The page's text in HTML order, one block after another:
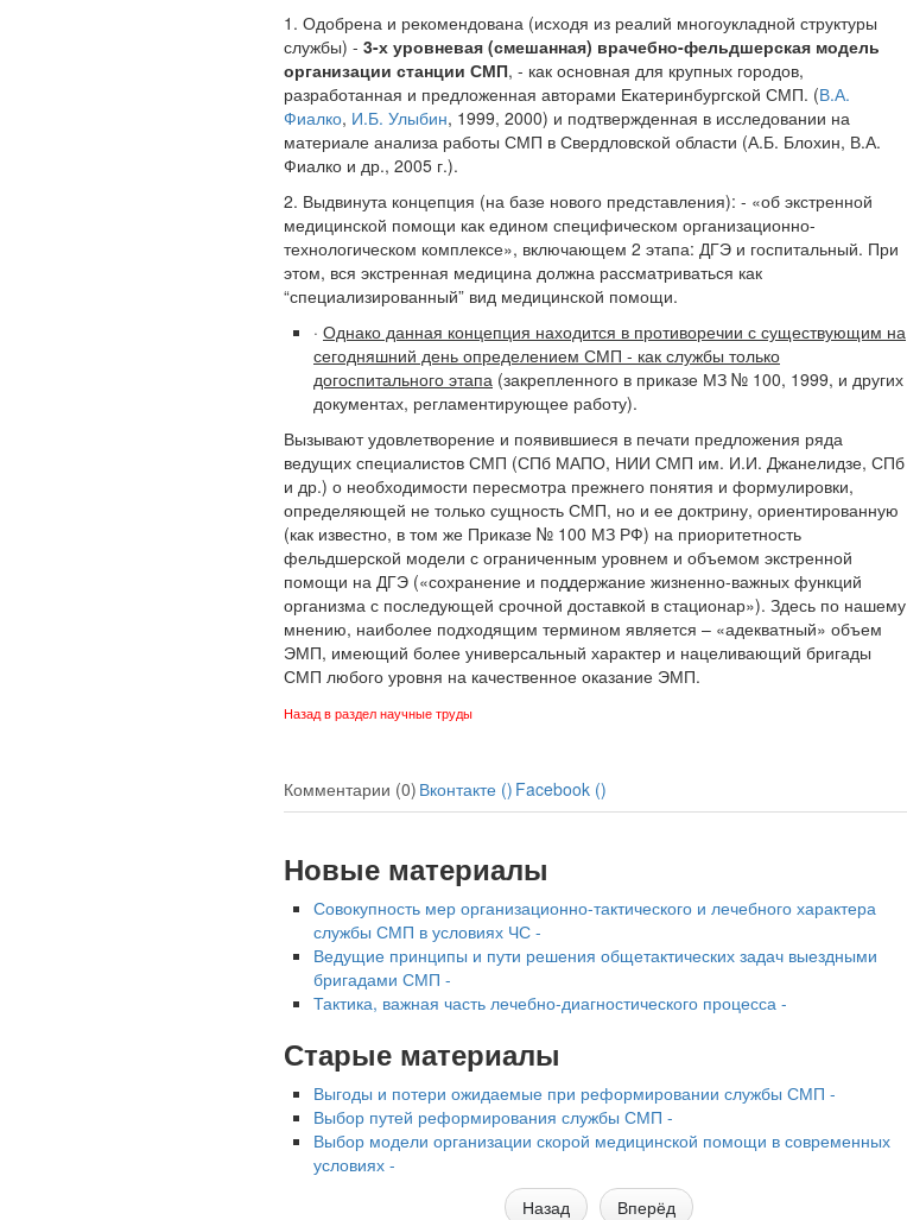
1. Одобрена и рекомендована (исходя из реалий многоукладной структуры
службы) - 3-х уровневая (смешанная) врачебно-фельдшерская модель
организации станции СМП, - как основная для крупных городов,
разработанная и предложенная авторами Екатеринбургской СМП. (В.А.
Фиалко, И.Б. Улыбин, 1999, 2000) и подтвержденная в исследовании на
материале анализа работы СМП в Свердловской области (А.Б. Блохин, В.А.
Фиалко и др., 2005 г.).
2. Выдвинута концепция (на базе нового представления): - «об экстренной
медицинской помощи как едином специфическом организационно-
технологическом комплексе», включающем 2 этапа: ДГЭ и госпитальный. При
этом, вся экстренная медицина должна рассматриваться как
“специализированный” вид медицинской помощи.
· Однако данная концепция находится в противоречии с существующим на
сегодняшний день определением СМП - как службы только
догоспитального этапа (закрепленного в приказе МЗ № 100, 1999, и других
документах, регламентирующее работу).
Вызывают удовлетворение и появившиеся в печати предложения ряда
ведущих специалистов СМП (СПб МАПО, НИИ СМП им. И.И. Джанелидзе, СПб
и др.) о необходимости пересмотра прежнего понятия и формулировки,
определяющей не только сущность СМП, но и ее доктрину, ориентированную
(как известно, в том же Приказе № 100 МЗ РФ) на приоритетность
фельдшерской модели с ограниченным уровнем и объемом экстренной
помощи на ДГЭ («сохранение и поддержание жизненно-важных функций
организма с последующей срочной доставкой в стационар»). Здесь по нашему
мнению, наиболее подходящим термином является – «адекватный» объем
ЭМП, имеющий более универсальный характер и нацеливающий бригады
СМП любого уровня на качественное оказание ЭМП.
Назад в раздел научные труды
Комментарии (0) Вконтакте () Facebook ()
Новые материалы
Совокупность мер организационно-тактического и лечебного характера
службы СМП в условиях ЧС -
Ведущие принципы и пути решения общетактических задач выездными
бригадами СМП -
Тактика, важная часть лечебно-диагностического процесса -
Старые материалы
Выгоды и потери ожидаемые при реформировании службы СМП -
Выбор путей реформирования службы СМП -
Выбор модели организации скорой медицинской помощи в современных
условиях -
Назад
Вперёд